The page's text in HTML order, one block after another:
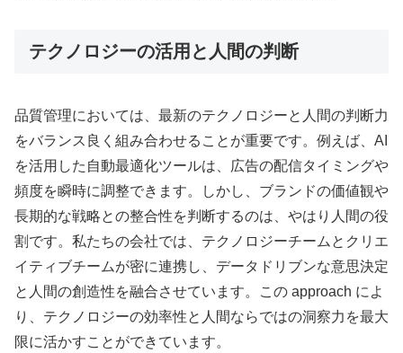
テクノロジーの活用と人間の判断
品質管理においては、最新のテクノロジーと人間の判断力
をバランス良く組み合わせることが重要です。例えば、AI
を活用した自動最適化ツールは、広告の配信タイミングや
頻度を瞬時に調整できます。しかし、ブランドの価値観や
長期的な戦略との整合性を判断するのは、やはり人間の役
割です。私たちの会社では、テクノロジーチームとクリエ
イティブチームが密に連携し、データドリブンな意思決定
と人間の創造性を融合させています。この approach によ
り、テクノロジーの効率性と人間ならではの洞察力を最大
限に活かすことができています。